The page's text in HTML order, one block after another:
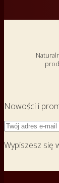
Nowości i
Wypiszesz się